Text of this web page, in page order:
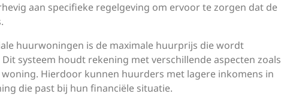
aan specifieke regelgeving om ervoor te zorgen dat de
huurwoningen is de maximale huurprijs die wordt
systeem houdt rekening met verschillende aspecten zoals
Hierdoor kunnen huurders met lagere inkomens in
die past bij hun financiële situatie.